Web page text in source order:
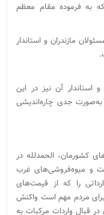
به فرموده مقام معظم
مازندران و استاندار
استاندار آن نیز در این
به‌صورت جدی چاره‌اندیشی
کشورمان، الحمدلله در
و میوه‌فروشی‌های غرب
را که از قیمت‌های
برای مردم مهم است واکنش
در قبال واردات مرکبات به